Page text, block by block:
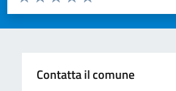
Valuta 5 stelle su 5
Valuta 4 stelle su 5
Valuta 3 stelle su 5
Valuta 2 stelle su 5
Valuta 1 stelle su 5
Contatta il comune